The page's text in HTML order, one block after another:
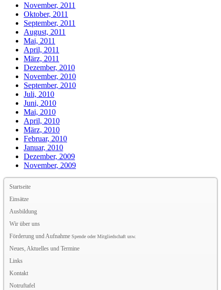
November, 2011
Oktober, 2011
September, 2011
August, 2011
Mai, 2011
April, 2011
März, 2011
Dezember, 2010
November, 2010
September, 2010
Juli, 2010
Juni, 2010
Mai, 2010
April, 2010
März, 2010
Februar, 2010
Januar, 2010
Dezember, 2009
November, 2009
Startseite
Einsätze
Ausbildung
Wir über uns
Förderung und Aufnahme Spende oder Mitgliedschaft usw.
Neues, Aktuelles und Termine
Links
Kontakt
Notruftafel